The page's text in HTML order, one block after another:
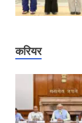
करियर